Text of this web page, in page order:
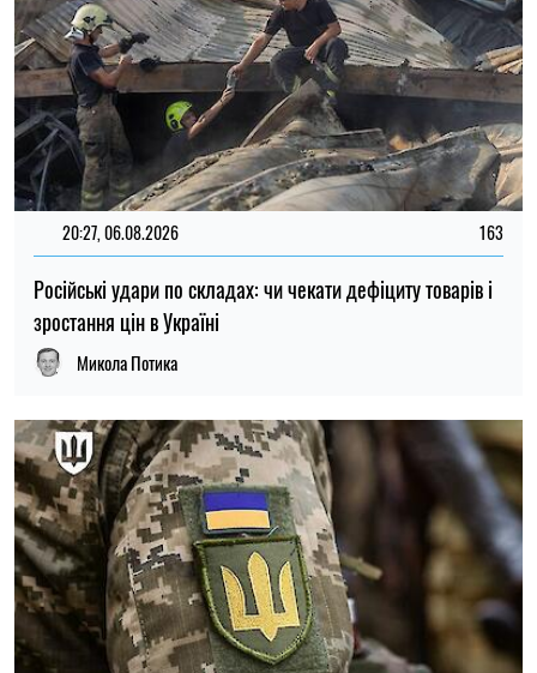
15:59, 06.08.2026 80
Новий контракт у війську: Міноборони пояснило правила
Ірина Де Люсто